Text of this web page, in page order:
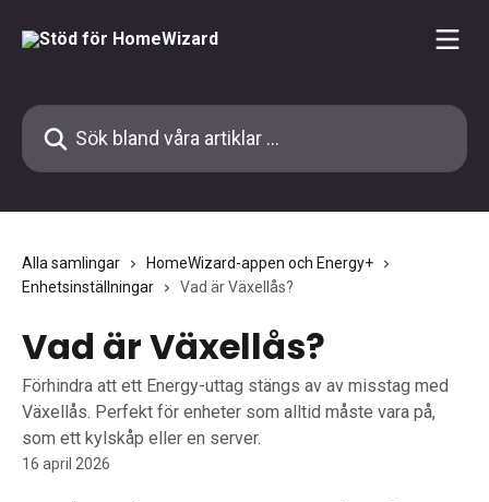
Sök bland våra artiklar …
Alla samlingar
HomeWizard-appen och Energy+
Enhetsinställningar
Vad är Växellås?
Vad är Växellås?
Förhindra att ett Energy-uttag stängs av av misstag med
Växellås. Perfekt för enheter som alltid måste vara på,
som ett kylskåp eller en server.
16 april 2026